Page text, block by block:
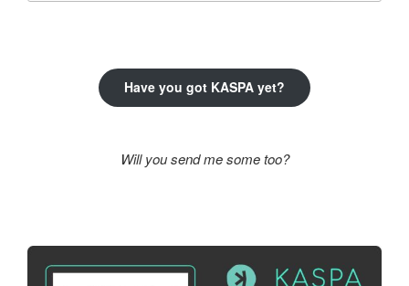
Have you got KASPA yet?
Will you send me some too?